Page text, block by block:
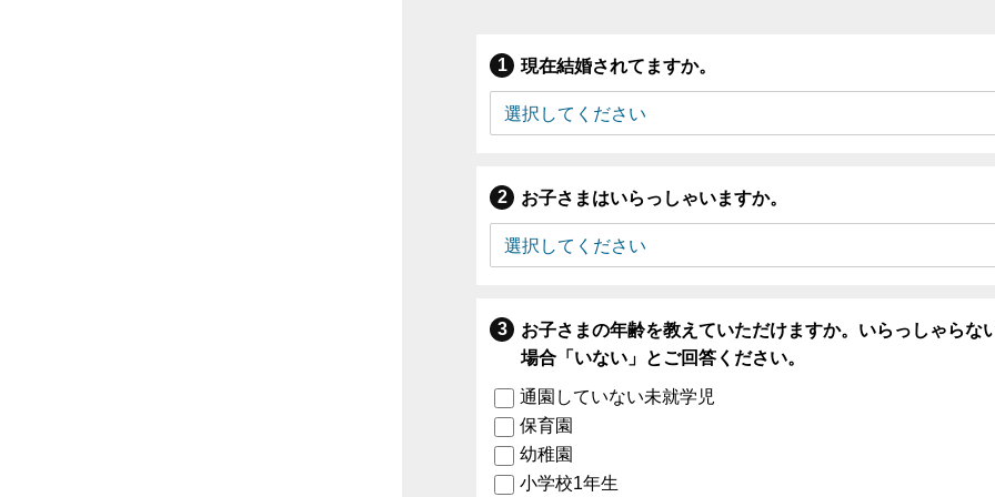
現在結婚されてますか。
お子さまはいらっしゃいますか。
お子さまの年齢を教えていただけますか。いらっしゃらな
場合「いない」とご回答ください。
通園していない未就学児
保育園
幼稚園
小学校1年生